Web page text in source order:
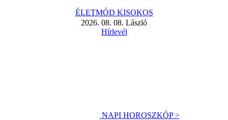
ÉLETMÓD KISOKOS
2026. 08. 08. László
Hírlevél
NAPI HOROSZKÓP >